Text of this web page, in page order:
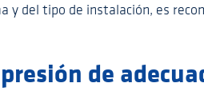
y del tipo de instalación, es
de